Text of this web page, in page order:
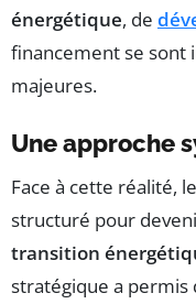
énergétique, de
financement se sont
majeures.
Une approche
Face à cette réalité,
structuré pour
transition
stratégique a permis